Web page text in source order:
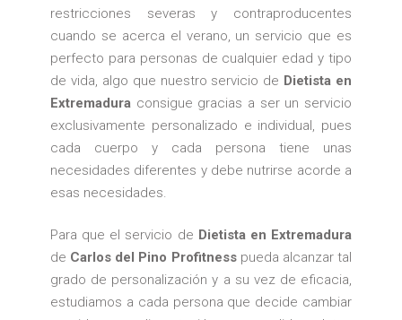
restricciones severas y contraproducentes
cuando se acerca el verano, un servicio que es
perfecto para personas de cualquier edad y tipo
de vida, algo que nuestro servicio de Dietista en
Extremadura consigue gracias a ser un servicio
exclusivamente personalizado e individual, pues
cada cuerpo y cada persona tiene unas
necesidades diferentes y debe nutrirse acorde a
esas necesidades.
Para que el servicio de Dietista en Extremadura
de Carlos del Pino Profitnesspueda alcanzar tal
grado de personalización y a su vez de eficacia,
estudiamos a cada persona que decide cambiar